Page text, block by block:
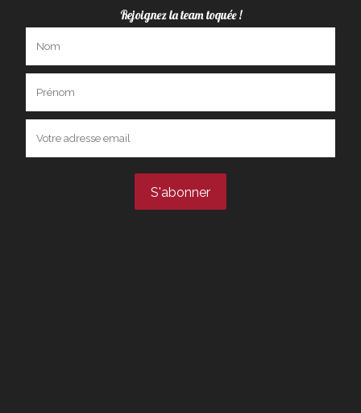
Rejoignez la team toquée !